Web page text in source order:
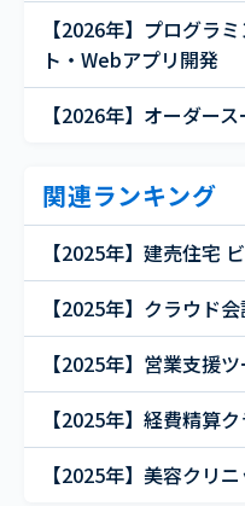
【2026年】プログラ
ト・Webアプリ開発
【2026年】オーダー
関連ランキング
【2025年】建売住宅
【2025年】クラウド
【2025年】営業支援
【2025年】経費精算
【2025年】美容クリ